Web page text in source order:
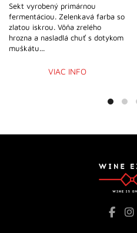
Sekt vyrobený primárnou
fermentáciou. Zelenkavá farba so
zlatou iskrou. Vôňa zrelého
hrozna a nasladlá chuť s dotykom
muškátu...
VIAC INFO